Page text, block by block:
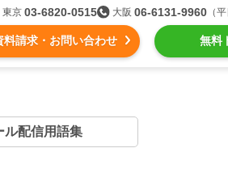
（キントーン）メール配信
料請求・お問い合わせ 無料
東京 03-6820-0515 大阪 06-6131-9960（平
ル配信用語集